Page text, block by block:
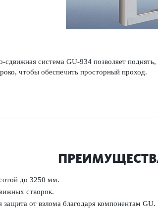
сдвижная система GU-934 позволяет
чтобы обеспечить просторный проход.
до 3250 мм.
створок.
защита от взлома благодаря компонентам GU.